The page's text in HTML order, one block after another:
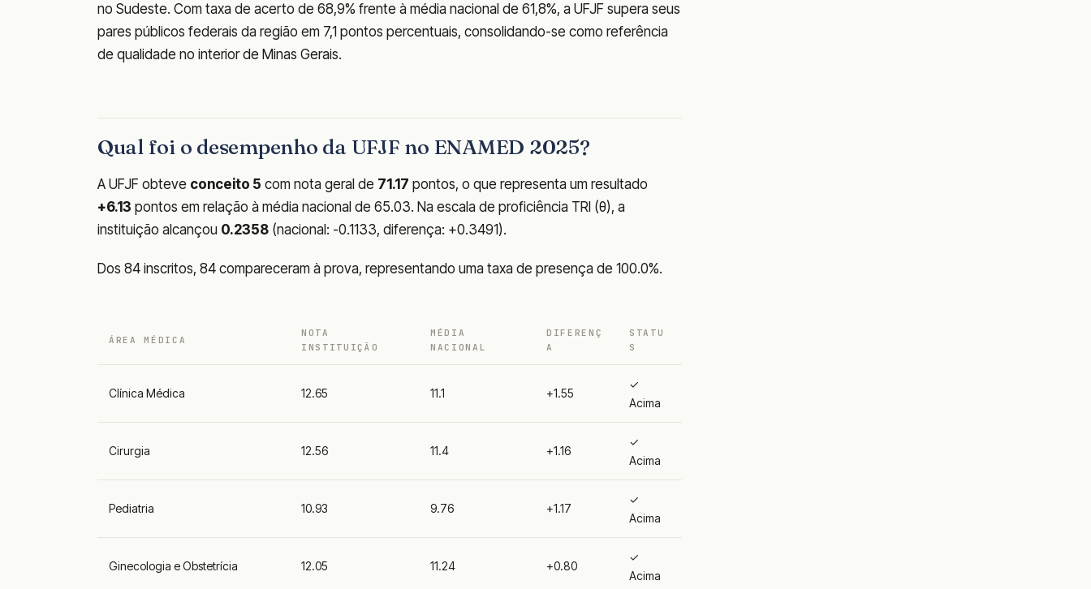
no Sudeste. Com taxa de acerto de 68,9% frente à média nacional de 61,8%, a UFJF supera seus
pares públicos federais da região em 7,1 pontos percentuais, consolidando-se como referência
de qualidade no interior de Minas Gerais.
Qual foi o desempenho da UFJF no ENAMED 2025?
A UFJF obteve conceito 5 com nota geral de 71.17 pontos, o que representa um resultado
+6.13 pontos em relação à média nacional de 65.03. Na escala de proficiência TRI (θ), a
instituição alcançou 0.2358 (nacional: -0.1133, diferença: +0.3491).
Dos 84 inscritos, 84 compareceram à prova, representando uma taxa de presença de 100.0%.
ÁREA MÉDICA
NOTA
INSTITUIÇÃO
MÉDIA
NACIONAL
DIFERENÇ
A
STATU
S
Clínica Médica 12.65 11.1 +1.55
✓
Acima
Cirurgia 12.56 11.4 +1.16
✓
Acima
Pediatria 10.93 9.76 +1.17
✓
Acima
Ginecologia e Obstetrícia 12.05 11.24 +0.80
✓
Acima